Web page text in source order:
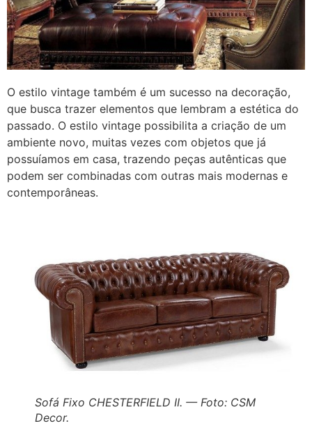
O estilo vintage também é um sucesso na decoração,
que busca trazer elementos que lembram a estética do
passado. O estilo vintage possibilita a criação de um
ambiente novo, muitas vezes com objetos que já
possuíamos em casa, trazendo peças autênticas que
podem ser combinadas com outras mais modernas e
contemporâneas.
Sofá Fixo CHESTERFIELD II. — Foto: CSM
Decor.